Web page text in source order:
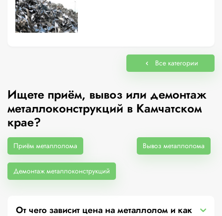
Все категории
Ищете приём, вывоз или демонтаж
металлоконструкций в Камчатском
крае?
Приём металлолома Вывоз металлолома
Демонтаж металлоконструкций
От чего зависит цена на металлолом и как